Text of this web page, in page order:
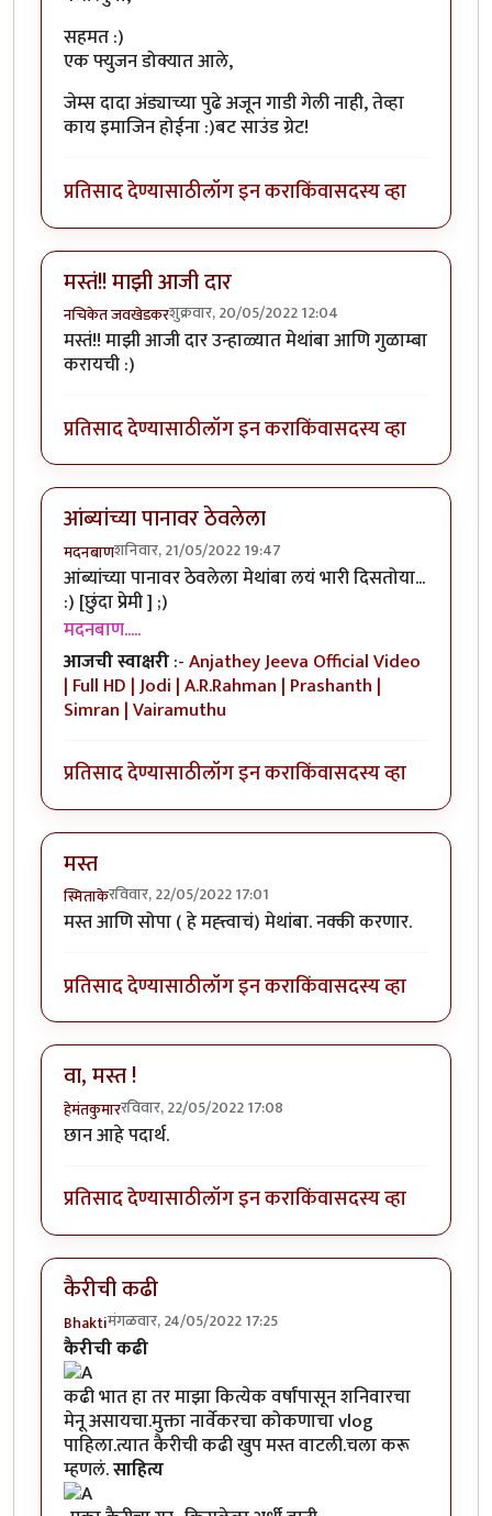
सहमत :)
एक फ्युजन डोक्यात आले,
जेम्स दादा अंड्याच्या पुढे अजून गाडी गेली नाही, तेव्हा
काय इमाजिन होईना :)बट साउंड ग्रेट!
प्रतिसाद देण्यासाठीलॉग इन कराकिंवासदस्य व्हा
मस्तं!! माझी आजी दार
नचिकेत जवखेडकरशुक्रवार, 20/05/2022 12:04
मस्तं!! माझी आजी दार उन्हाळ्यात मेथांबा आणि गुळाम्बा
करायची :)
प्रतिसाद देण्यासाठीलॉग इन कराकिंवासदस्य व्हा
आंब्यांच्या पानावर ठेवलेला
मदनबाणशनिवार, 21/05/2022 19:47
आंब्यांच्या पानावर ठेवलेला मेथांबा लयं भारी दिसतोया...
:) [छुंदा प्रेमी ] ;)
मदनबाण.....
आजची स्वाक्षरी:-Anjathey Jeeva Official Video
| Full HD | Jodi | A.R.Rahman | Prashanth |
Simran | Vairamuthu
प्रतिसाद देण्यासाठीलॉग इन कराकिंवासदस्य व्हा
मस्त
स्मिताकेरविवार, 22/05/2022 17:01
मस्त आणि सोपा ( हे मह्त्त्वाचं) मेथांबा. नक्की करणार.
प्रतिसाद देण्यासाठीलॉग इन कराकिंवासदस्य व्हा
वा, मस्त !
हेमंतकुमाररविवार, 22/05/2022 17:08
छान आहे पदार्थ.
प्रतिसाद देण्यासाठीलॉग इन कराकिंवासदस्य व्हा
कैरीची कढी
Bhaktiमंगळवार, 24/05/2022 17:25
कैरीची कढी
कढी भात हा तर माझा कित्येक वर्षांपासून शनिवारचा
मेनू असायचा.मुक्ता नार्वेकर​चा कोकणाचा vlog
पाहिला.त्यात कैरीची कढी खुप मस्त वाटली.चला करू
म्हणलं.साहित्य